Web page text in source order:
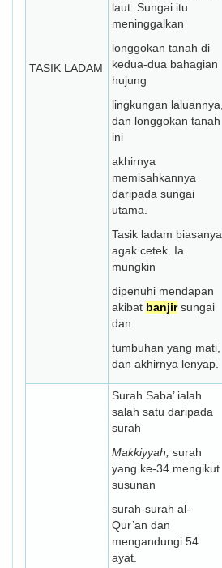
TASIK LADAM
laut. Sungai itu
meninggalkan
longgokan tanah di
kedua-dua bahagian
hujung
lingkungan laluannya,
dan longgokan tanah
ini
akhirnya
memisahkannya
daripada sungai
utama.
Tasik ladam biasanya
agak cetek. Ia
mungkin
dipenuhi mendapan
akibat banjirsungai
dan
tumbuhan yang mati,
dan akhirnya lenyap.
Surah Saba’ ialah
salah satu daripada
surah
Makkiyyah, surah
yang ke-34 mengikut
susunan
surah-surah al-
Qur’an dan
mengandungi 54
ayat.